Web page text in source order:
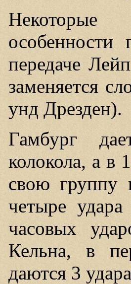
передаче
заменяется
унд Дрезден).
Гамбург
колокола, а в
свою группу
четыре
часовых
Кельна, в
даются 3